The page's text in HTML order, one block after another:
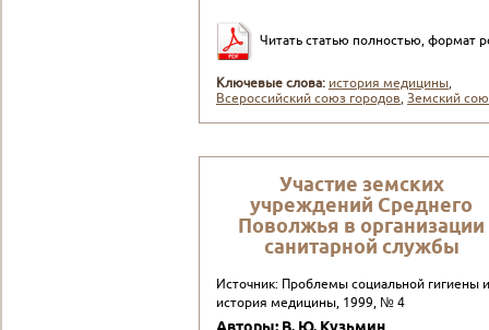
Читать статью полностью, формат
Ключевые слова: история медицины,
Всероссийский союз городов,Земский
Участие земских
учреждений Среднего
Поволжья в организации
санитарной службы
Источник: Проблемы социальной гигиены и
история медицины, 1999, № 4